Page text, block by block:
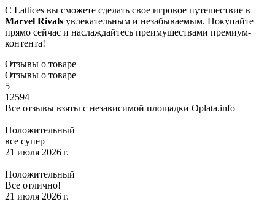
С Lattices вы сможете сделать свое игровое путешествие в
Marvel Rivals увлекательным и незабываемым. Покупайте
прямо сейчас и наслаждайтесь преимуществами премиум-
контента!
Отзывы о товаре
Отзывы о товаре
5
12594
Все отзывы взяты с независимой площадки Oplata.info
Положительный
все супер
21 июля 2026 г.
Положительный
Все отлично!
21 июля 2026 г.